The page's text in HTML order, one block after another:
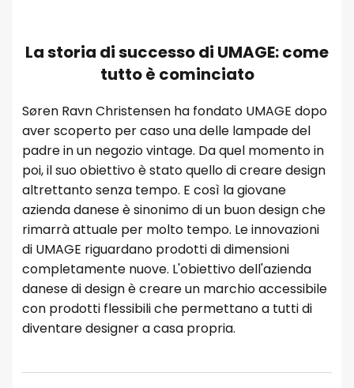
La storia di successo di UMAGE: come
tutto è cominciato
Søren Ravn Christensen ha fondato UMAGE dopo
aver scoperto per caso una delle lampade del
padre in un negozio vintage. Da quel momento in
poi, il suo obiettivo è stato quello di creare design
altrettanto senza tempo. E così la giovane
azienda danese è sinonimo di un buon design che
rimarrà attuale per molto tempo. Le innovazioni
di UMAGE riguardano prodotti di dimensioni
completamente nuove. L'obiettivo dell'azienda
danese di design è creare un marchio accessibile
con prodotti flessibili che permettano a tutti di
diventare designer a casa propria.